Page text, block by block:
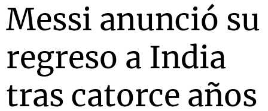
Messi anunció su
regreso a India
tras catorce años